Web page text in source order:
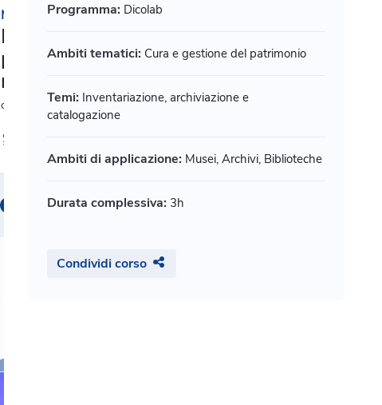
Multimediale
L’arte di accogliere: principi e
pratiche dell'accoglienza nei
musei, archivi e biblioteche
di Augenti Andrea, Cognigni Cecilia, +
Open Badge
Durata:5h Vedi dettagli
Programma: Dicolab
Ambiti tematici: Cura e gestione del patrimonio
Temi: Inventariazione, archiviazione e
catalogazione
Ambiti di applicazione: Musei, Archivi, Biblioteche
Durata complessiva: 3h
Condividi corso